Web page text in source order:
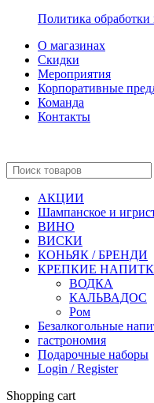
Политика
О магазинах
Скидки
Мероприятия
Корпоративные
Команда
Контакты
АКЦИИ
Шампанское и
ВИНО
ВИСКИ
КОНЬЯК / БРЕНДИ
КРЕПКИЕ
ВОДКА
КАЛЬВАДОС
Ром
Безалкогольные
гастрономия
Подарочные наборы
Login / Register
Shopping cart